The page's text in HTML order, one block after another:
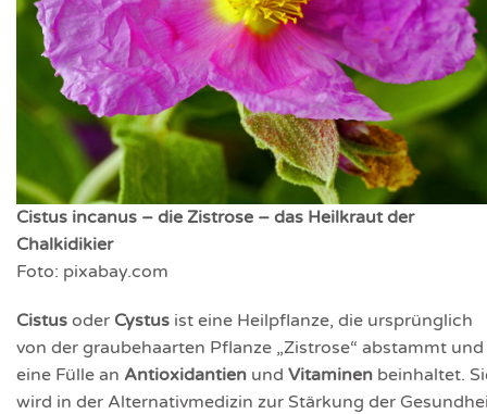
Cistus incanus – die Zistrose – das Heilkraut der
Chalkidikier
Foto: pixabay.com
Cistus oder Cystus ist eine Heilpflanze, die ursprünglich
von der graubehaarten Pflanze „Zistrose“ abstammt und
eine Fülle an Antioxidantien und Vitaminen beinhaltet.
wird in der Alternativmedizin zur Stärkung der